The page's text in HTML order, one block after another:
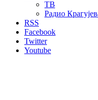
ТВ
Радио
RSS
Facebook
Twitter
Youtube